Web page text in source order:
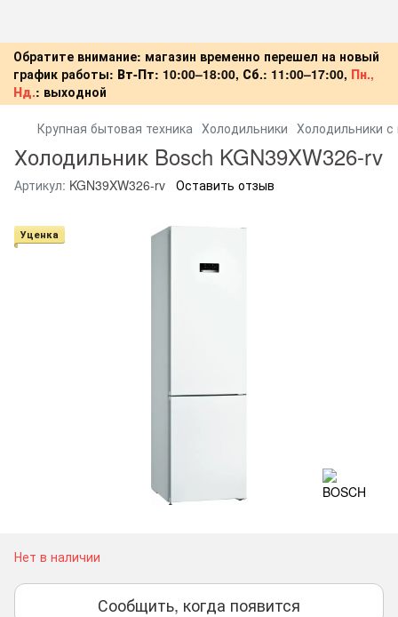
Обратите внимание: магазин временно перешел на новый
график работы: Вт-Пт: 10:00–18:00, Сб.: 11:00–17:00, Пн.,
Нд.: выходной
Крупная бытовая техника Холодильники Холодильники
Холодильник Bosch KGN39XW326-rv
Артикул: KGN39XW326-rv Оставить отзыв
Уценка
Нет в наличии
Сообщить, когда появится